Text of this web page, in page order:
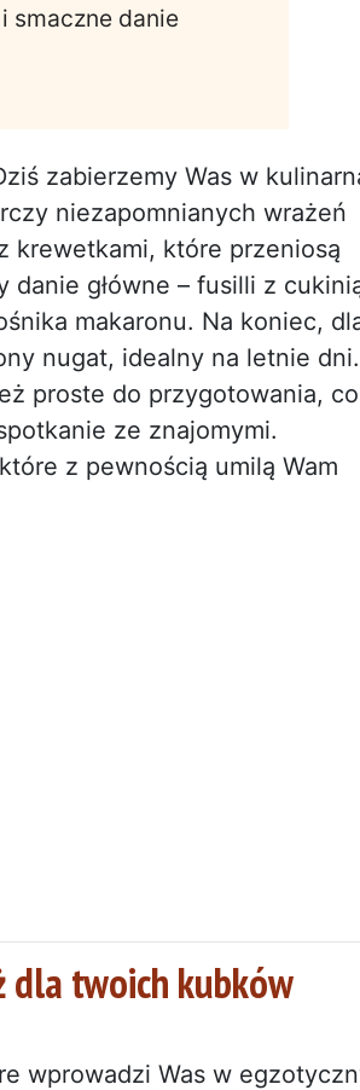
smaczne danie
zabierzemy Was w
niezapomnianych wrażeń
krewetkami, które przeniosą
główne – fusilli z
makaronu. Na koniec,
nugat, idealny na letnie dni.
proste do przygotowania, co
ze znajomymi.
z pewnością umilą Wam
dla twoich kubków
wprowadzi Was w